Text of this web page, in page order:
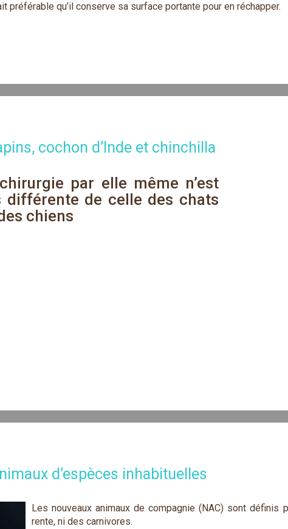
préférable qu’il conserve sa surface portante pour en réchapper.
cochon d’Inde et chinchilla
par elle même n’est
différente de celle des chats
chiens
d’espèces inhabituelles
Les nouveaux animaux de compagnie (NAC) sont définis
rente, ni des carnivores.